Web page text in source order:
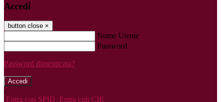
Accedi
button close ×
Nome Utente
Password
Password dimenticata?
-
Entra con SPID Entra con CIE